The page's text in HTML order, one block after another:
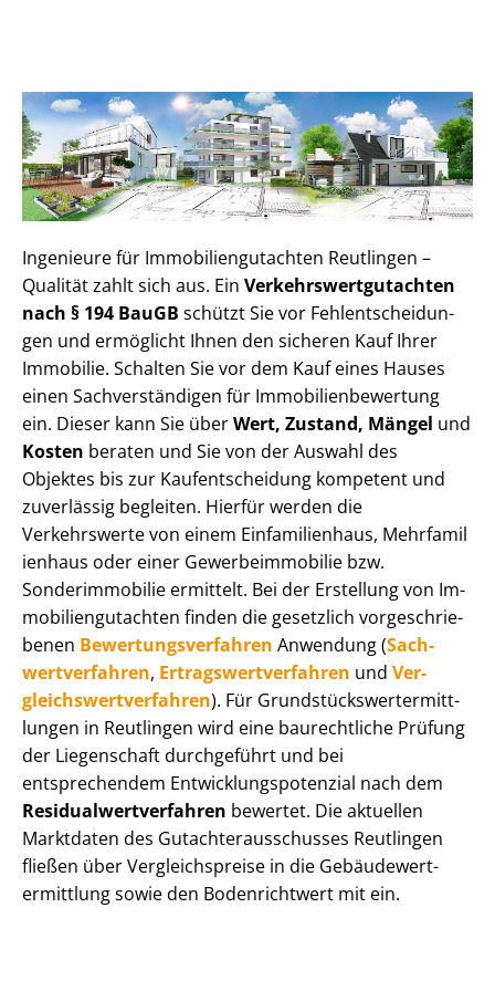
Ingenieure für Im­mo­bi­li­en­gut­ach­ten Reutlingen –
Qualität zahlt sich aus. Ein Ver­kehrs­wert­gut­ach­ten
nach § 194 BauGB schützt Sie vor Fehl­ent­schei­dun­
gen und ermöglicht Ihnen den sicheren Kauf Ihrer
Immobilie. Schalten Sie vor dem Kauf eines Hauses
einen Sach­ver­stän­di­gen für Im­mo­bi­li­en­be­wer­tung
ein. Dieser kann Sie überWert, Zustand, Mängel und
Kosten beraten und Sie von der Auswahl des
Objektes bis zur Kauf­ent­schei­dung kompetent und
zuverlässig begleiten. Hierfür werden die
Verkehrswerte von einem Einfamilienhaus, Mehr­fa­mi­l
i­en­haus oder einer Ge­wer­be­im­mo­bi­lie bzw.
Sonderimmobilie ermittelt. Bei der Erstellung von Im­
mo­bi­li­en­gut­ach­ten finden die gesetzlich vor­ge­schrie­
be­nen Be­wer­tungs­ver­fah­ren Anwendung (Sach­
wert­ver­fah­ren, Er­trags­wert­ver­fah­ren und Ver­
gleichs­wert­ver­fah­ren). Für Grund­stücks­wert­ermitt­
lun­gen in Reutlingen wird eine baurechtliche Prüfung
der Liegenschaft durchgeführt und bei
entsprechendem Ent­wick­lungs­po­ten­zi­al nach dem
Re­si­du­al­wert­ver­fah­ren bewertet. Die aktuellen
Marktdaten des Gut­ach­ter­aus­schus­ses Reutlingen
fließen über Ver­gleichs­prei­se in die Ge­bäu­de­wert­
ermitt­lung sowie den Bodenrichtwert mit ein.